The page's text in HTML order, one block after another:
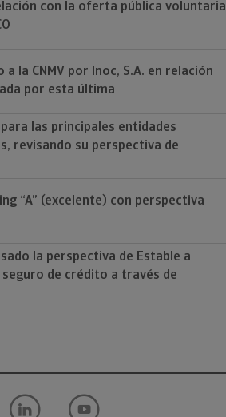
con la oferta pública voluntaria
la CNMV por Inoc, S.A. en relación
por esta última
las principales entidades
revisando su perspectiva de
“A” (excelente) con perspectiva
la perspectiva de Estable a
de crédito a través de